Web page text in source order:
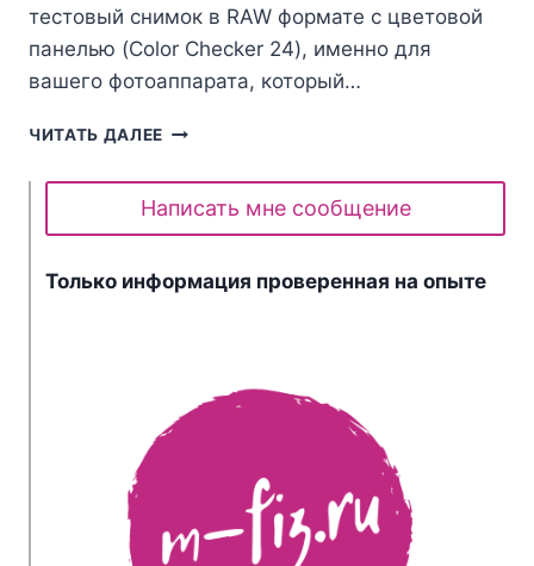
тестовый снимок в RAW формате с цветовой
панелью (Color Checker 24), именно для
вашего фотоаппарата, который…
ЧИТАТЬ ДАЛЕЕ СОЗДАЕМ
ПРОФИЛЬ
ДЛЯ
Написать мне сообщение
Только информация проверенная на опыте